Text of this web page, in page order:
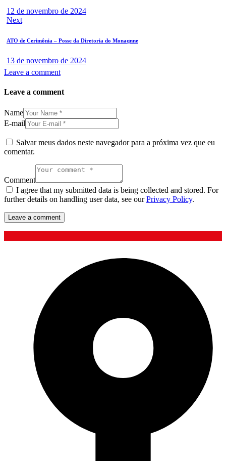
12 de novembro de 2024
Next
ATO de Cerimônia – Posse da Diretoria do Monaqnne
13 de novembro de 2024
Leave a comment
Leave a comment
Name
E-mail
Salvar meus dados neste navegador para a próxima vez que eu
comentar.
Comment
I agree that my submitted data is being collected and stored. For
further details on handling user data, see ourPrivacy Policy.